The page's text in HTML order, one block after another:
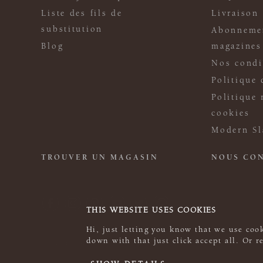
THIS WEBSITE USES COOKIES
Hi, just letting you know that we use
down with that just click accept all. Or
Liste des fils de
substitution
Blog
Livraison
magazines
Nos
Politique
Politique
cookies
Modern
TROUVER UN MAGASIN NOUS
© 2026 Rowan